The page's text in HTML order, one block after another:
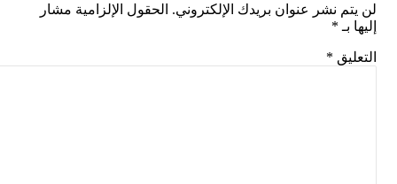
لن يتم نشر عنوان بريدك الإلكتروني.
الحقول الإلزامية مشار
إليها بـ *
التعليق *